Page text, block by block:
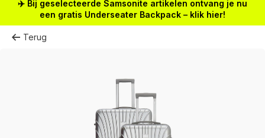
✈️ Bij geselecteerde Samsonite artikelen ontvang je nu
een gratis Underseater Backpack – klik hier!
Terug